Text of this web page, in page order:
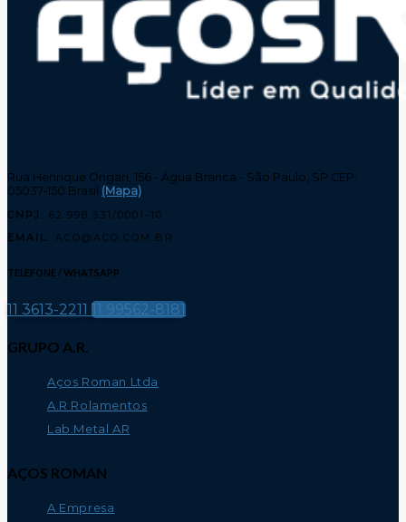
Rua Henrique Ongari, 156 - Água Branca - São Paulo, SP CEP:
05037-150 Brasil (Mapa)
CNPJ
: 62.998.331/0001-10
EMAIL : ACO@ACO.COM.BR
TELEFONE / WHATSAPP
11 3613-2211 11 99562-8181
GRUPO A.R.
Aços Roman Ltda
A.R Rolamentos
Lab.Metal AR
AÇOS ROMAN
A Empresa